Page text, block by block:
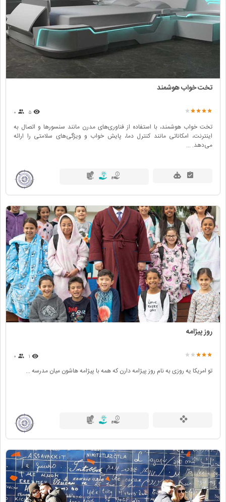
تخت خواب هوشمند
۵
تخت خواب هوشمند، با استفاده از فناوری‌های مدرن مانند سنسورها و اتصال به
اینترنت، امکاناتی مانند کنترل دما، پایش خواب و ویژگی‌های سلامتی را ارائه
می‌دهد. ...
روز پیژامه
۱
تو امریکا یه روزی به نام روز پیژامه دارن که همه با پیژامه هاشون میان مدرسه ...